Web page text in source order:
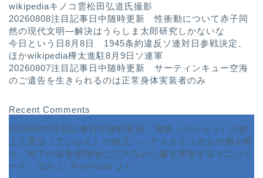
wikipediaキノコ雲松田弘道氏撮影
20260808注目記事日中随時更新 性衝動について赤子同
然の現代文明—解決はうらしま太郎研究しかないな
今日という日8月8日 1945条約違反ソ連対日参戦決定、
ほかwikipedia樺太進駐8月9日ソ連軍
20260807注目記事日中随時更新 サーティンキュー空海
のご遺告を生きられるのは正常身体実装者のみ
Recent Comments
20260605注目記事日中随時更新 飛龍（ひりゅう）の炎
上と憲法（ていかん）の確立――テスカトリポカの網を断
ち、地下の反射面陣地に三六九の心臓を実装するイニシエ
ート、ほか に PornTude より